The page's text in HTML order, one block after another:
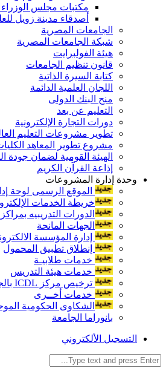
مكتبات مجلس الوزراء ELIS
أصدقاء مدينة زويل
الجامعات المصرية
شبكة الجامعات المصرية
هيئة الفولبرايت
قانون تنظيم الجامعات
كتابة السيرة الذاتية
اللجان العلمية الدائمة
منح البنك الدولى
التعليم عن بعد
دورات التجارة الإلكترونية
تطوير مشروعات التعليم
مشروع تطوير المعاهد
الهيئة القومية لضمان جودة
إذاعة القرآن الكريم
وحدة إدارة المشروعات
الموقع الرسمى لوحة
خريطة الخدمات
الدورات التدريبيه
الجهات المانحة
إدارة المؤسسة
إنطلاق تطبيق المحمول
خدمات طلابيـة
خدمات هيئة التدريس
ترخيص مركز ICDL بالجامعة
خدمات أخــرى
الشكاوى الحكومية
بانوراما الجامعة
التسجيل الألكتروني